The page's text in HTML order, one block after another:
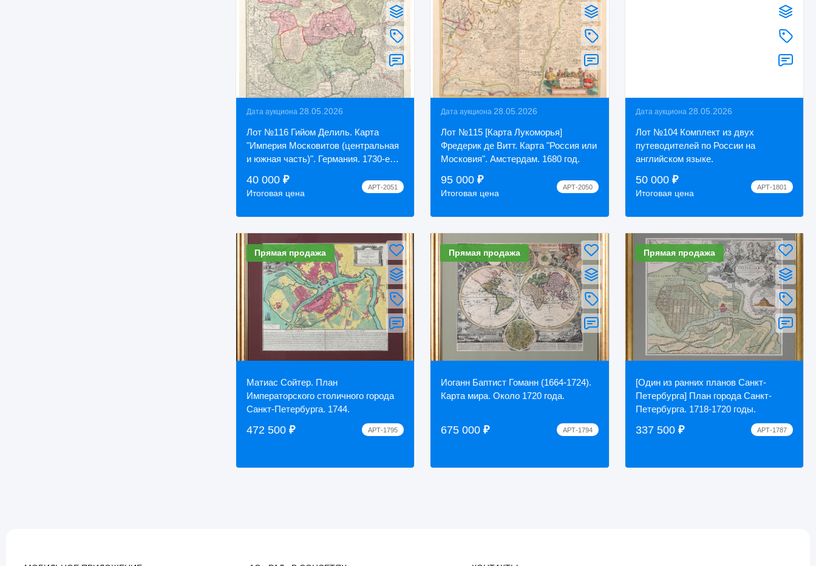
Дата аукциона 28.05.2026
Лот №116 Гийом Делиль. Карта
"Империя Московитов (центральная
и южная часть)". Германия. 1730-е
40 000 ₽
Итоговая цена
АРТ-2051
Дата аукциона28.05.2026
Лот №115 [Карта Лукоморья]
Фредерик де Витт. Карта "Россия или
Московия". Амстердам. 1680 год.
95 000 ₽
Итоговая цена
АРТ-2050
Дата аукциона 28.05.2026
Лот №104 Комплект из двух
путеводителей по России на
английском языке.
50 000 ₽
Итоговая цена
АРТ-1801
Прямая продажа
Матиас Сойтер. План
Императорского столичного города
Санкт-Петербурга. 1744.
472 500 ₽ АРТ-1795
Прямая продажа
Иоганн Баптист Гоманн (1664-1724).
Карта мира. Около 1720 года.
675 000 ₽ АРТ-1794
Прямая продажа
[Один из ранних планов Санкт-
Петербурга] План города Санкт-
Петербурга. 1718-1720 годы.
337 500 ₽ АРТ-1787